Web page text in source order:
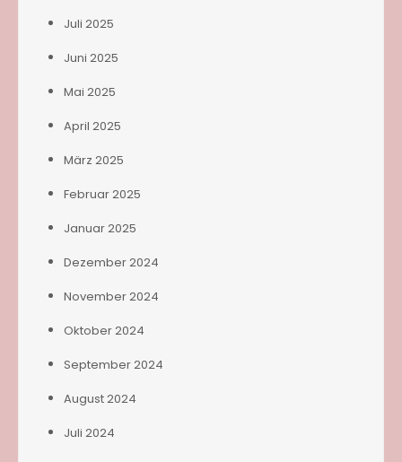
Juli 2025
Juni 2025
Mai 2025
April 2025
März 2025
Februar 2025
Januar 2025
Dezember 2024
November 2024
Oktober 2024
September 2024
August 2024
Juli 2024